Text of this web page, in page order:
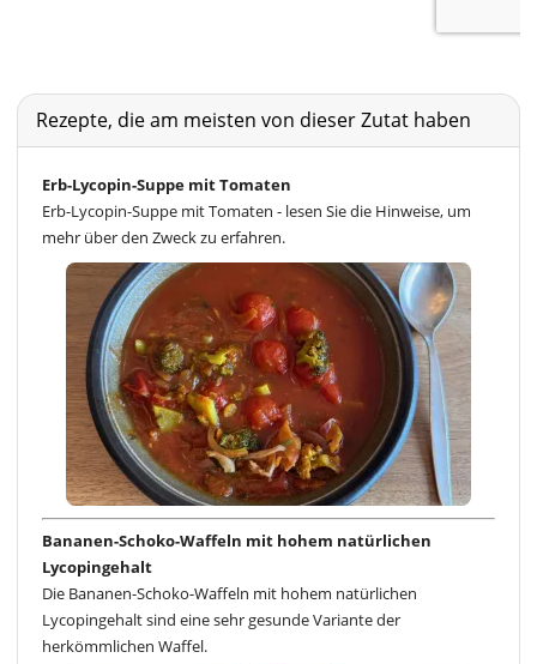
Rezepte, die am meisten von dieser Zutat haben
Erb-Lycopin-Suppe mit Tomaten
Erb-Lycopin-Suppe mit Tomaten - lesen Sie die Hinweise, um
mehr über den Zweck zu erfahren.
Bananen-Schoko-Waffeln mit hohem natürlichen
Lycopingehalt
Die Bananen-Schoko-Waffeln mit hohem natürlichen
Lycopingehalt sind eine sehr gesunde Variante der
herkömmlichen Waffel.